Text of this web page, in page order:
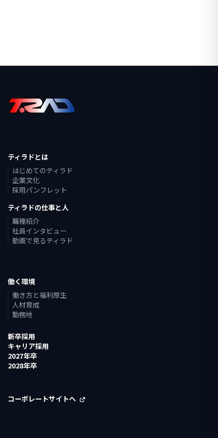
ティラドとは
はじめてのティラド
企業文化
採用パンフレット
ティラドの仕事と人
職種紹介
社員インタビュー
動画で見るティラド
働く環境
働き方と福利厚生
人材育成
勤務地
新卒採用
キャリア採用
2027年卒
2028年卒
コーポレートサイトへ